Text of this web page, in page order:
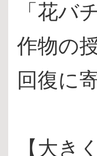
「花バ
作物の
回復に
【大き